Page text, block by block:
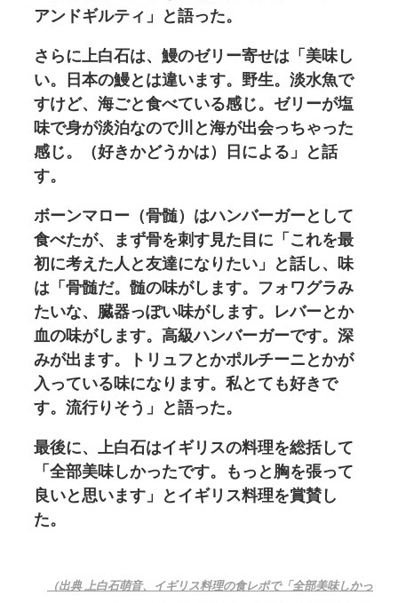
アンドギルティ」と語った。
さらに上白石は、鰻のゼリー寄せは「美味し
い。日本の鰻とは違います。野生。淡水魚で
すけど、海ごと食べている感じ。ゼリーが塩
味で身が淡泊なので川と海が出会っちゃった
感じ。（好きかどうかは）日による」と話
す。
ボーンマロー（骨髄）はハンバーガーとして
食べたが、まず骨を刺す見た目に「これを最
初に考えた人と友達になりたい」と話し、味
は「骨髄だ。髄の味がします。フォワグラみ
たいな、臓器っぽい味がします。レバーとか
血の味がします。高級ハンバーガーです。深
みが出ます。トリュフとかポルチーニとかが
入っている味になります。私とても好きで
す。流行りそう」と語った。
最後に、上白石はイギリスの料理を総括して
「全部美味しかったです。もっと胸を張って
良いと思います」とイギリス料理を賞賛し
た。
（出典 上白石萌音、イギリス料理の食レポで「全部美味しかっ